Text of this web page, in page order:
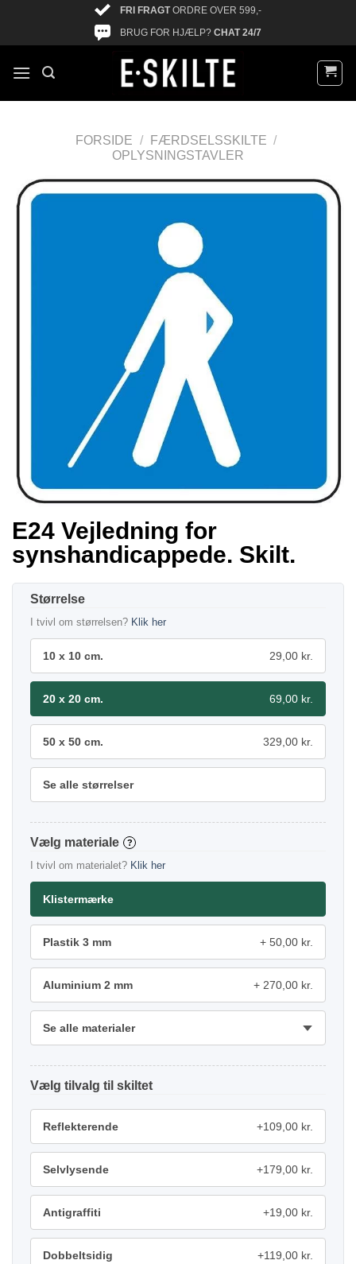
FRI FRAGTORDRE OVER 599,-
BRUG FOR HJÆLP? CHAT 24/7
FORSIDE / FÆRDSELSSKILTE /
OPLYSNINGSTAVLER
E24 Vejledning for
synshandicappede. Skilt.
Størrelse
I tvivl om størrelsen? Klik her
10 x 10 cm. 29,00 kr.
20 x 20 cm. 69,00 kr.
50 x 50 cm. 329,00 kr.
Se alle størrelser
materiale ?
I tvivl om materialet? Klik her
Klistermærke
Plastik 3 mm 50,00 kr.
Aluminium 2 mm 270,00 kr.
Se alle materialer
tilvalg
Reflekterende +109,00 kr.
Selvlysende +179,00 kr.
Antigraffiti +19,00 kr.
Dobbeltsidig +119,00 kr.